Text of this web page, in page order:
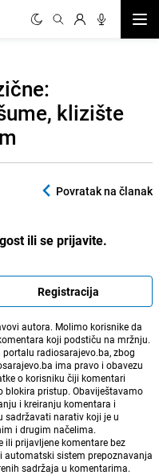
klizište
Povratak na članak
ili se prijavite.
Registracija
autora. Molimo korisnike da
koji podstiču na mržnju.
radiosarajevo.ba, zbog
ima pravo i obavezu
o korisniku čiji komentari
blokira pristup. Obaviještavamo
i kreiranju komentara i
narativ koji je u
i drugim načelima.
ili prijavljene komentare bez
automatski sistem prepoznavanja
sadržaja u komentarima.